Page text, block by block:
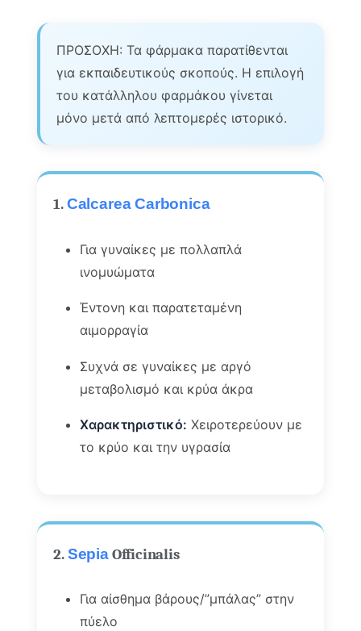
ΠΡΟΣΟΧΗ: Τα φάρμακα παρατίθενται
για εκπαιδευτικούς σκοπούς. Η επιλογή
του κατάλληλου φαρμάκου γίνεται
μόνο μετά από λεπτομερές ιστορικό.
1.Calcarea Carbonica
Για γυναίκες με πολλαπλά
ινομυώματα
Έντονη και παρατεταμένη
αιμορραγία
Συχνά σε γυναίκες με αργό
μεταβολισμό και κρύα άκρα
Χαρακτηριστικό: Χειροτερεύουν με
το κρύο και την υγρασία
2.SepiaOfficinalis
Για αίσθημα βάρους/”μπάλας” στην
πύελο